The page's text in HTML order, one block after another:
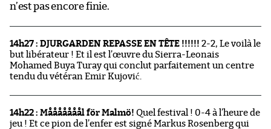
n’est pas encore finie.
14h27 : DJURGARDEN REPASSE EN TÊTE !!!!!! 2-2, Le voilà le
but libérateur ! Et il est l’œuvre du Sierra-Leonais
Mohamed Buya Turay qui conclut parfaitement un centre
tendu du vétéran Emir Kujović.
14h22 : Mååååååål för Malmö! Quel festival ! 0-4 à l’heure de
jeu ! Et ce pion de l’enfer est signé Markus Rosenberg qui